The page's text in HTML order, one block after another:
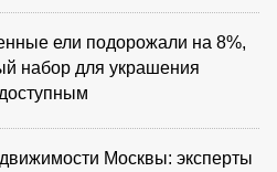
ели подорожали на 8%,
набор для украшения
Москвы: эксперты